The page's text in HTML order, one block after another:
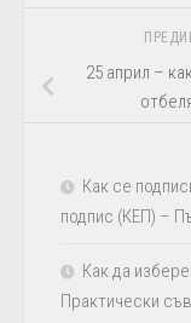
25 април –
Как се
подпис (КЕП) –
Как да
Практически